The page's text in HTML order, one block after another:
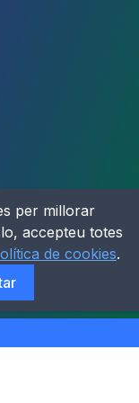
per millorar
accepteu totes
de cookies.